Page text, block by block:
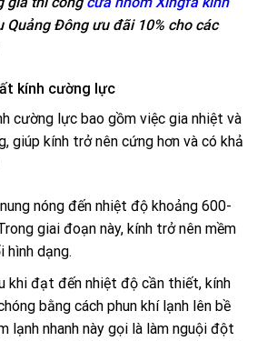
Đông ưu đãi 10% cho các
kính cường lực
cường lực bao gồm việc gia nhiệt và
giúp kính trở nên cứng hơn và có khả
nóng đến nhiệt độ khoảng 600-
giai đoạn này, kính trở nên mềm
hình dạng.
khi đạt đến nhiệt độ cần thiết, kính
bằng cách phun khí lạnh lên bề
lạnh nhanh này gọi là làm nguội đột